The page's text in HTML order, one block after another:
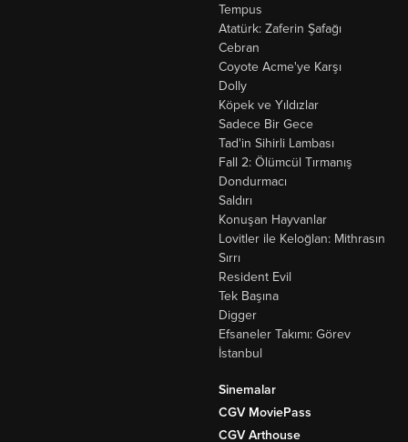
Tempus
Atatürk: Zaferin Şafağı
Cebran
Coyote Acme'ye Karşı
Dolly
Köpek ve Yıldızlar
Sadece Bir Gece
Tad'in Sihirli Lambası
Fall 2: Ölümcül Tırmanış
Dondurmacı
Saldırı
Konuşan Hayvanlar
Lovitler ile Keloğlan: Mithrasın
Sırrı
Resident Evil
Tek Başına
Digger
Efsaneler Takımı: Görev
İstanbul
Sinemalar
CGV MoviePass
CGV Arthouse